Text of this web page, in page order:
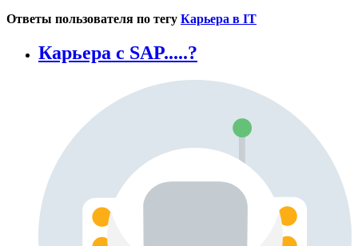
Ответы пользователя по тегу Карьера в IT
Карьера с SAP.....?